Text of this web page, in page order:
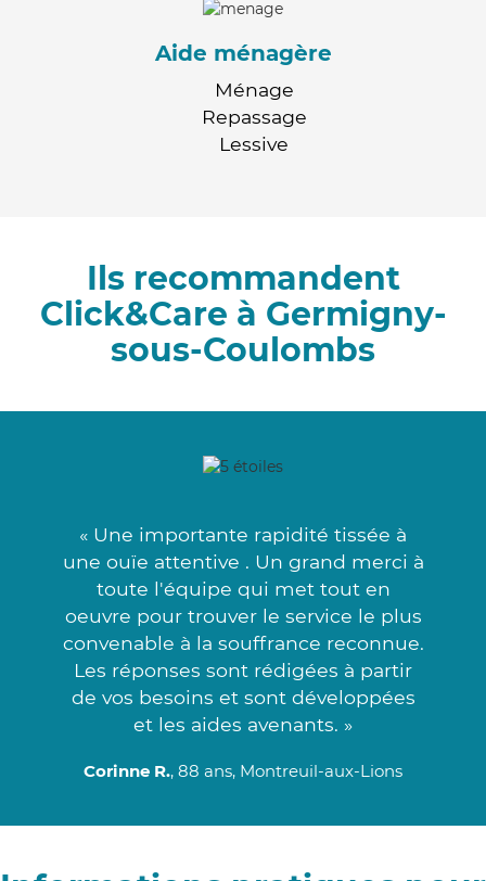
Aide ménagère
Ménage
Repassage
Lessive
Ils recommandent
Click&Care à Germigny-
sous-Coulombs
« Une importante rapidité tissée à
une ouïe attentive . Un grand merci à
toute l'équipe qui met tout en
oeuvre pour trouver le service le plus
convenable à la souffrance reconnue.
Les réponses sont rédigées à partir
de vos besoins et sont développées
et les aides avenants. »
Corinne R., 88 ans, Montreuil-aux-Lions